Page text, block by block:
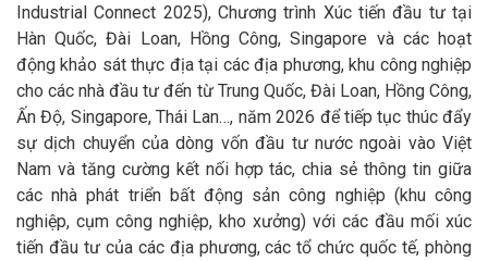
Industrial Connect 2025), Chương trình Xúc tiến đầu tư tại
Hàn Quốc, Đài Loan, Hồng Công, Singapore và các hoạt
động khảo sát thực địa tại các địa phương, khu công nghiệp
cho các nhà đầu tư đến từ Trung Quốc, Đài Loan, Hồng Công,
Ấn Độ, Singapore, Thái Lan…, năm 2026 để tiếp tục thúc đẩy
sự dịch chuyển của dòng vốn đầu tư nước ngoài vào Việt
Nam và tăng cường kết nối hợp tác, chia sẻ thông tin giữa
các nhà phát triển bất động sản công nghiệp (khu công
nghiệp, cụm công nghiệp, kho xưởng) với các đầu mối xúc
tiến đầu tư của các địa phương, các tổ chức quốc tế, phòng